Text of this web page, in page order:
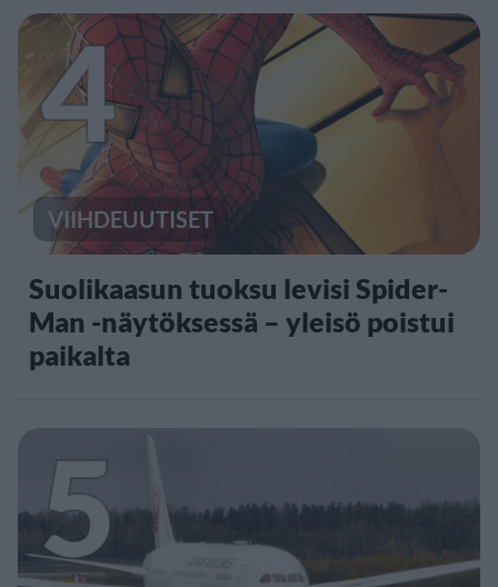
4
VIIHDEUUTISET
Suolikaasun tuoksu levisi Spider-
Man -näytöksessä – yleisö poistui
paikalta
5